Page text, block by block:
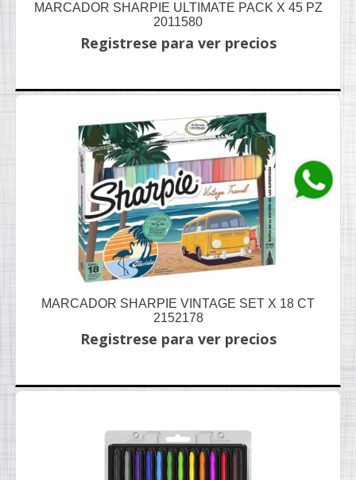
MARCADOR SHARPIE ULTIMATE PACK X 45 PZ
2011580
Registrese para ver precios
MARCADOR SHARPIE VINTAGE SET X 18 CT
2152178
Registrese para ver precios